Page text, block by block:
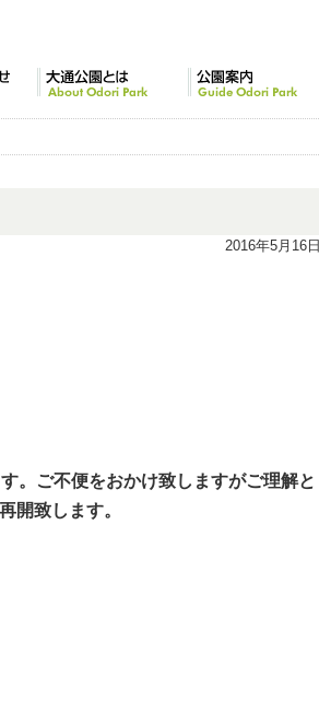
2016年5月16日
。ご不便をおかけ致しますがご理解と
開致します。